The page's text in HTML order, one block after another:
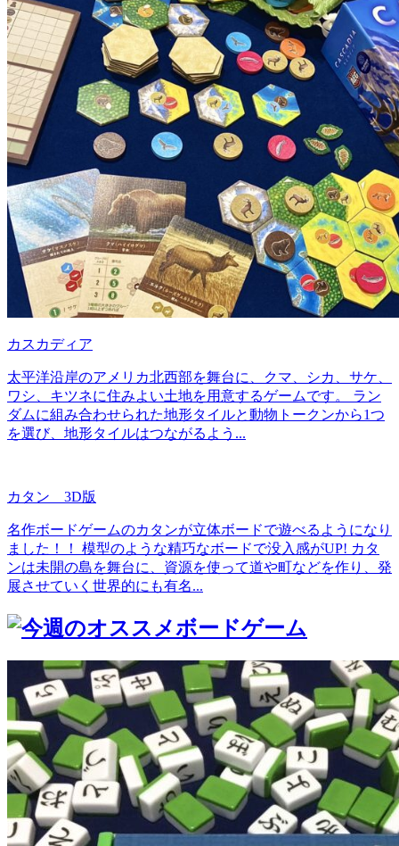
カスカディア
太平洋沿岸のアメリカ北西部を舞台に、クマ、シカ、サケ、
ワシ、キツネに住みよい土地を用意するゲームです。 ラン
ダムに組み合わせられた地形タイルと動物トークンから1つ
を選び、地形タイルはつながるよう...
カタン 3D版
名作ボードゲームのカタンが立体ボードで遊べるようになり
ました！！ 模型のような精巧なボードで没入感がUP! カタ
ンは未開の島を舞台に、資源を使って道や町などを作り、発
展させていく世界的にも有名...